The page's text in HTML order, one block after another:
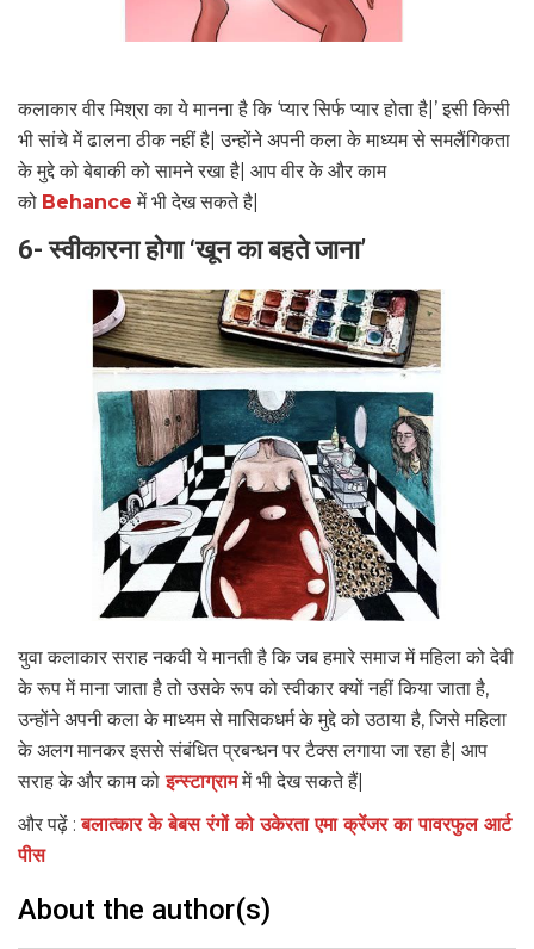
कलाकार वीर मिश्रा का ये मानना है कि ‘प्यार सिर्फ प्यार होता है|’ इसी किसी
भी सांचे में ढालना ठीक नहीं है| उन्होंने अपनी कला के माध्यम से समलैंगिकता
के मुद्दे को बेबाकी को सामने रखा है| आप वीर के और काम
को Behance में भी देख सकते है|
6- स्वीकारना होगा ‘खून का बहते जाना’
युवा कलाकार सराह नकवी ये मानती है कि जब हमारे समाज में महिला को देवी
के रूप में माना जाता है तो उसके रूप को स्वीकार क्यों नहीं किया जाता है,
उन्होंने अपनी कला के माध्यम से मासिकधर्म के मुद्दे को उठाया है, जिसे महिला
के अलग मानकर इससे संबंधित प्रबन्धन पर टैक्स लगाया जा रहा है| आप
सराह के और काम को इन्स्टाग्राममें भी देख सकते हैं|
और पढ़ें : बलात्कार के बेबस रंगों को उकेरता एमा क्रेंजर का पावरफुल आर्ट
पीस
About the author(s)